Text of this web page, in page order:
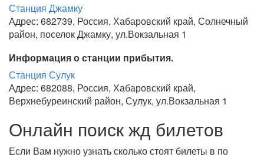
Станция Джамку
Адрес: 682739, Россия, Хабаровский край, Солнечный
район, поселок Джамку, ул.Вокзальная 1
Информация о станции прибытия.
Станция Сулук
Адрес: 682088, Россия, Хабаровский край,
Верхнебуреинский район, Сулук, ул.Вокзальная 1
Онлайн поиск жд билетов
Если Вам нужно узнать сколько стоят билеты в по